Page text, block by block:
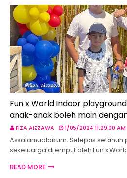
Fun x World Indoor
anak-anak boleh main
FIZA AIZZAWA 1/05/2024 11:29:00 AM
Assalamualaikum. Selepas setahun
sekeluarga dijemput oleh Fun x
READ MORE